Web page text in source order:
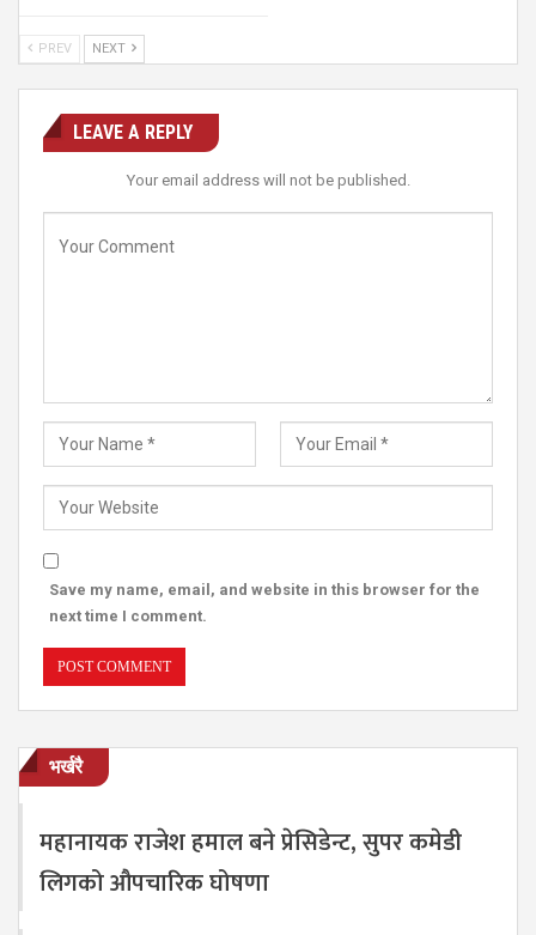
PREV NEXT
LEAVE A REPLY
Your email address will not be published.
Save my name, email, and website in this browser for the
next time I comment.
भर्खरै
महानायक राजेश हमाल बने प्रेसिडेन्ट, सुपर कमेडी
लिगको औपचारिक घोषणा